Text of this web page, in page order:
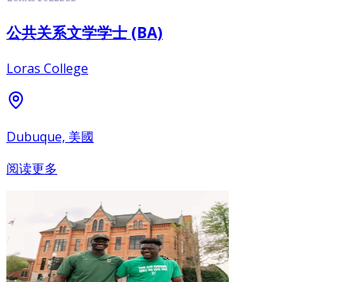
公共关系文学学士 (BA)
Loras College
Dubuque, 美國
阅读更多